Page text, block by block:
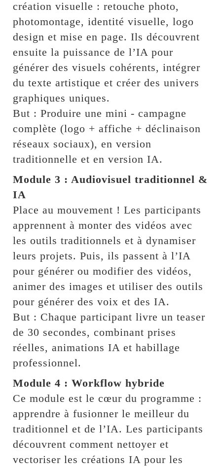
création visuelle : retouche photo,
photomontage, identité visuelle, logo
design et mise en page. Ils découvrent
ensuite la puissance de l’IA pour
générer des visuels cohérents, intégrer
du texte artistique et créer des univers
graphiques uniques.
But : Produire une mini - campagne
complète (logo + affiche + déclinaison
réseaux sociaux), en version
traditionnelle et en version IA.
Module 3 : Audiovisuel traditionnel &
IA
Place au mouvement ! Les participants
apprennent à monter des vidéos avec
les outils traditionnels et à dynamiser
leurs projets. Puis, ils passent à l’IA
pour générer ou modifier des vidéos,
animer des images et utiliser des outils
pour générer des voix et des IA.
But : Chaque participant livre un teaser
de 30 secondes, combinant prises
réelles, animations IA et habillage
professionnel.
Module 4 : Workflow hybride
Ce module est le cœur du programme :
apprendre à fusionner le meilleur du
traditionnel et de l’IA. Les participants
découvrent comment nettoyer et
vectoriser les créations IA pour les